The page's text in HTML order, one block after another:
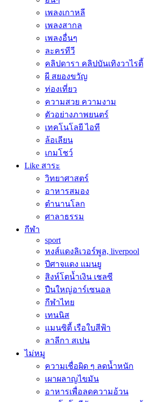
เพลงเกาหลี
เพลงสากล
เพลงอื่นๆ
ละครทีวี
คลิปดารา คลิปบันเทิงวาไรตี้
ผี สยองขวัญ
ท่องเที่ยว
ความสวย ความงาม
ตัวอย่างภาพยนตร์
เทคโนโลยี ไอที
ล้อเลียน
เกมโชว์
Like สาระ
วิทยาศาสตร์
อาหารสมอง
ตำนานโลก
ศาลาธรรม
กีฬา
sport
หงส์แดงลิเวอร์พูล, liverpool
ปีศาจแดง แมนยู
สิงห์โตน้ำเงิน เชลซี
ปืนใหญ่อาร์เซนอล
กีฬาไทย
เทนนิส
แมนซิตี้ เรือใบสีฟ้า
ลาลีกา สเปน
ไม่หมู
ความเชื่อผิด ๆ ลดน้ำหนัก
เผาผลาญไขมัน
อาหารเพื่อลดความอ้วน